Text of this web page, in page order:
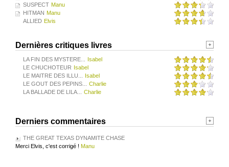
SUSPECT Manu
HITMAN Manu
ALLIED Elvis
Dernières critiques livres
LA FIN DES MYSTERE...
Isabel
LE CHUCHOTEUR Isabel
LE MAITRE DES ILLU...
Isabel
LE GOUT DES PEPINS...
Charlie
LA BALLADE DE LILA...
Charlie
Derniers commentaires
THE GREAT TEXAS DYNAMITE CHASE
Merci Elvis, c'est corrigé ! Manu